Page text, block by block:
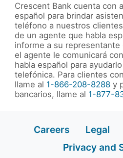
Crescent Bank cuenta con
español para brindar
teléfono a nuestros
de un agente que habla
informe a su
el agente le comunicará
habla español para
telefónica. Para clientes
llame al 1-866-208-8288 y
bancarios, llame al 1-877-
Careers Legal
Privacy and